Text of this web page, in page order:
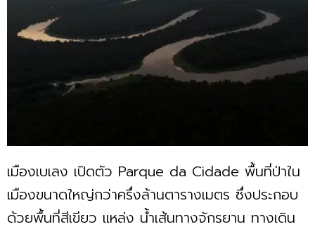
เมืองเบเลง เปิดตัว Parque da Cidade พื้นที่ป่าใน
เมืองขนาดใหญ่กว่าครึ่งล้านตารางเมตร ซึ่งประกอบ
ด้วยพื้นที่สีเขียว แหล่ง น้ำเส้นทางจักรยาน ทางเดิน